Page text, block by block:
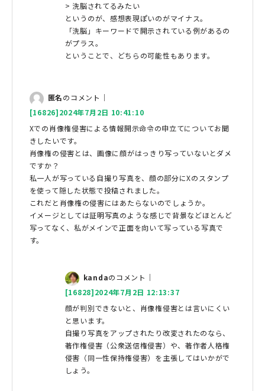
> 洗脳されてるみたい
というのが、感想表現ぽいのがマイナス。
「洗脳」キーワードで開示されている例があるの
がプラス。
ということで、どちらの可能性もあります。
匿名のコメント｜
[16826]2024年7月2日 10:41:10
Xでの肖像権侵害による情報開示命令の申立てについてお聞
きしたいです。
肖像権の侵害とは、画像に顔がはっきり写っていないとダメ
ですか？
私一人が写っている自撮り写真を、顔の部分にXのスタンプ
を使って隠した状態で投稿されました。
これだと肖像権の侵害にはあたらないのでしょうか。
イメージとしては証明写真のような感じで背景などほとんど
写ってなく、私がメインで正面を向いて写っている写真で
す。
kandaのコメント｜
[16828]2024年7月2日 12:13:37
顔が判別できないと、肖像権侵害とは言いにくい
と思います。
自撮り写真をアップされたり改変されたのなら、
著作権侵害（公衆送信権侵害）や、著作者人格権
侵害（同一性保持権侵害）を主張してはいかがで
しょう。